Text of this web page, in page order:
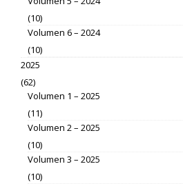
(10)
Volumen 6 – 2024
(10)
2025
(62)
Volumen 1 – 2025
(11)
Volumen 2 – 2025
(10)
Volumen 3 – 2025
(10)